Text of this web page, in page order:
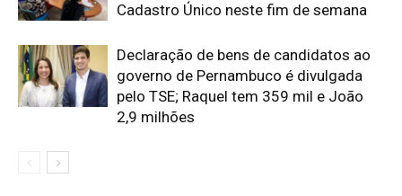
Cadastro Único neste fim de semana
Declaração de bens de candidatos ao
governo de Pernambuco é divulgada
pelo TSE; Raquel tem 359 mil e João
2,9 milhões